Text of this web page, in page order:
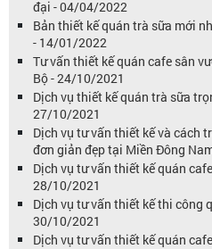
đại - 04/04/2022
Bản thiết kế quán trà sữa mới
- 14/01/2022
Tư vấn thiết kế quán cafe sân
Bộ - 24/10/2021
Dịch vụ thiết kế quán trà sữa
27/10/2021
Dịch vụ tư vấn thiết kế và cách
đơn giản đẹp tại Miền Đông
Dịch vụ tư vấn thiết kế quán
28/10/2021
Dịch vụ tư vấn thiết kế thi công
30/10/2021
Dịch vụ tư vấn thiết kế quán